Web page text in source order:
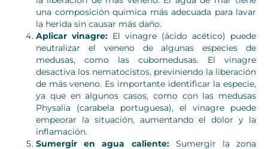
una composición química más adecuada para lavar
la herida sin causar más daño.
Aplicar vinagre: El vinagre (ácido acético) puede
neutralizar el veneno de algunas especies de
medusas, como las cubomedusas. El vinagre
desactiva los nematocistos, previniendo la liberación
de más veneno. Es importante identificar la especie,
ya que en algunos casos, como con las medusas
Physalia (carabela portuguesa), el vinagre puede
empeorar la situación, aumentando el dolor y la
inflamación.
Sumergir en agua caliente:Sumergir la zona